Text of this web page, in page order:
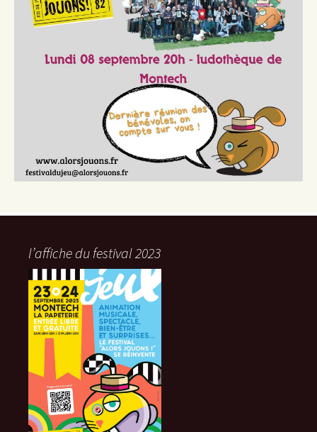
l’affiche du festival 2023